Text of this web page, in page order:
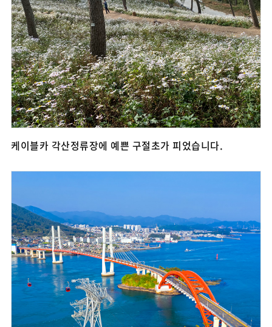
케이블카 각산정류장에 예쁜 구절초가 피었습니다.